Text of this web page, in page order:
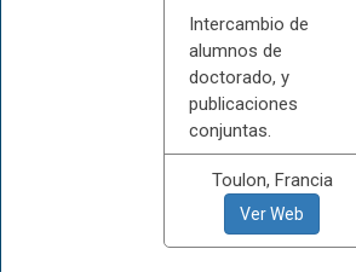
Intercambio de
alumnos de
doctorado, y
publicaciones
conjuntas.
Toulon, Francia
Ver Web